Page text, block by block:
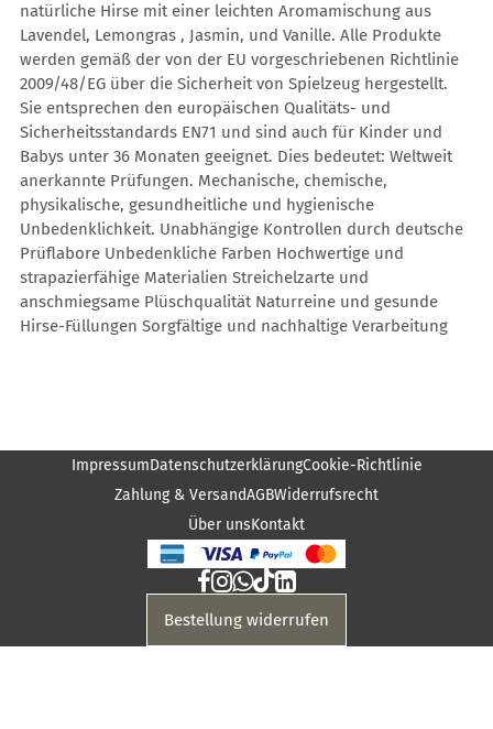
natürliche Hirse mit einer leichten Aromamischung aus
Lavendel, Lemongras , Jasmin, und Vanille. Alle Produkte
werden gemäß der von der EU vorgeschriebenen Richtlinie
2009/48/EG über die Sicherheit von Spielzeug hergestellt.
Sie entsprechen den europäischen Qualitäts- und
Sicherheitsstandards EN71 und sind auch für Kinder und
Babys unter 36 Monaten geeignet. Dies bedeutet: Weltweit
anerkannte Prüfungen. Mechanische, chemische,
physikalische, gesundheitliche und hygienische
Unbedenklichkeit. Unabhängige Kontrollen durch deutsche
Prüflabore Unbedenkliche Farben Hochwertige und
strapazierfähige Materialien Streichelzarte und
anschmiegsame Plüschqualität Naturreine und gesunde
Hirse-Füllungen Sorgfältige und nachhaltige Verarbeitung
ImpressumDatenschutzerklärungCookie-Richtlinie
Zahlung & VersandAGBWiderrufsrecht
Über unsKontakt
Bestellung widerrufen